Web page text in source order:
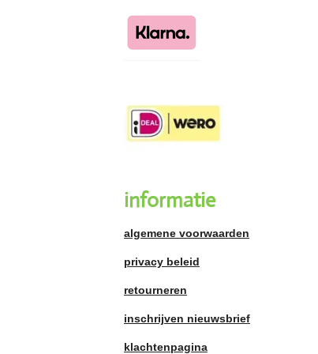
informatie
algemene voorwaarden
privacy beleid
retourneren
inschrijven nieuwsbrief
klachtenpagina